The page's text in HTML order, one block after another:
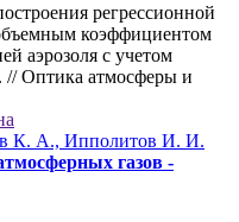
регрессионной
коэффициентом
аэрозоля с учетом
// Оптика атмосферы и
К. А., Ипполитов И. И.
газов -